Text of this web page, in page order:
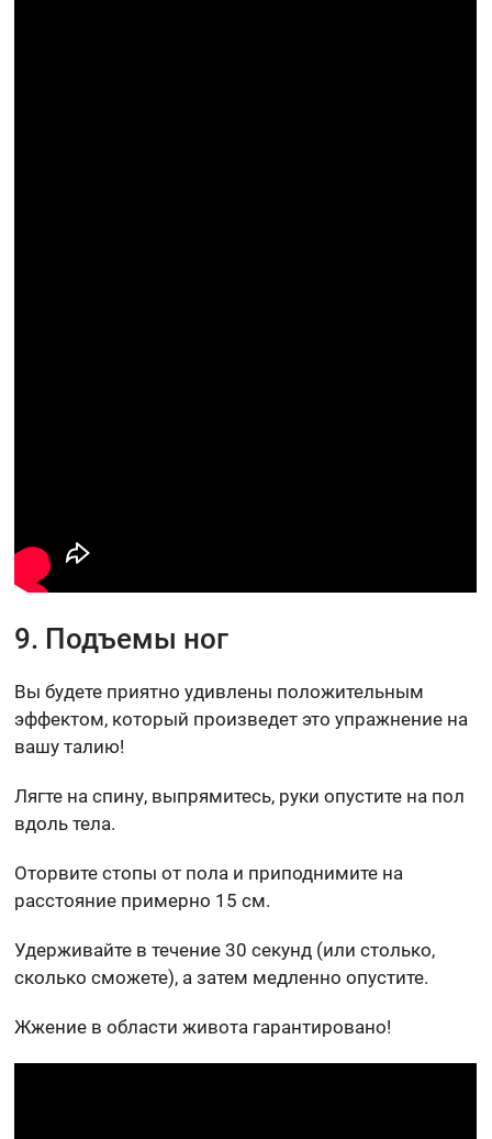
9. Подъемы ног
Вы будете приятно удивлены положительным
эффектом, который произведет это упражнение на
вашу талию!
Лягте на спину, выпрямитесь, руки опустите на пол
вдоль тела.
Оторвите стопы от пола и приподнимите на
расстояние примерно 15 см.
Удерживайте в течение 30 секунд (или столько,
сколько сможете), а затем медленно опустите.
Жжение в области живота гарантировано!